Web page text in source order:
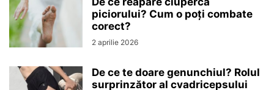
piciorului? Cum o poți combate
corect?
2 aprilie 2026
De ce te doare genunchiul? Rolul
surprinzător al cvadricepsului